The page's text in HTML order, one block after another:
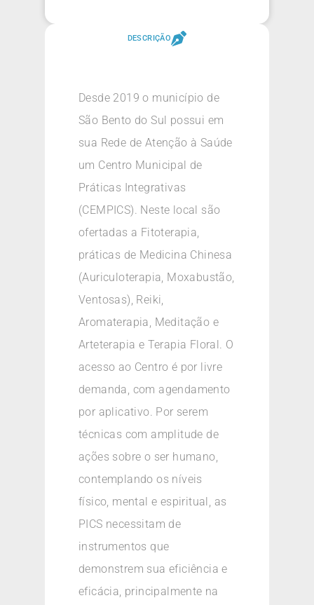
DESCRIÇÃO
Desde 2019 o município de
São Bento do Sul possui em
sua Rede de Atenção à Saúde
um Centro Municipal de
Práticas Integrativas
(CEMPICS). Neste local são
ofertadas a Fitoterapia,
práticas de Medicina Chinesa
(Auriculoterapia, Moxabustão,
Ventosas), Reiki,
Aromaterapia, Meditação e
Arteterapia e Terapia Floral. O
acesso ao Centro é por livre
demanda, com agendamento
por aplicativo. Por serem
técnicas com amplitude de
ações sobre o ser humano,
contemplando os níveis
físico, mental e espiritual, as
PICS necessitam de
instrumentos que
demonstrem sua eficiência e
eficácia, principalmente na